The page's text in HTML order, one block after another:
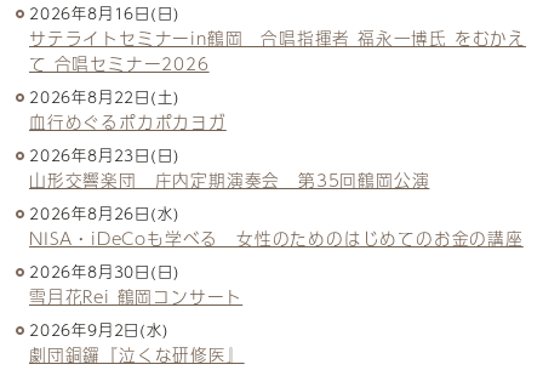
2026年8月16日(日)
サテライトセミナーin鶴岡 合唱指揮者 福永一博氏 をむかえ
て 合唱セミナー2026
2026年8月22日(土)
血行めぐるポカポカヨガ
2026年8月23日(日)
山形交響楽団 庄内定期演奏会 第35回鶴岡公演
2026年8月26日(水)
NISA・iDeCoも学べる 女性のためのはじめてのお金の講座
2026年8月30日(日)
雪月花Rei 鶴岡コンサート
2026年9月2日(水)
劇団銅鑼『泣くな研修医』